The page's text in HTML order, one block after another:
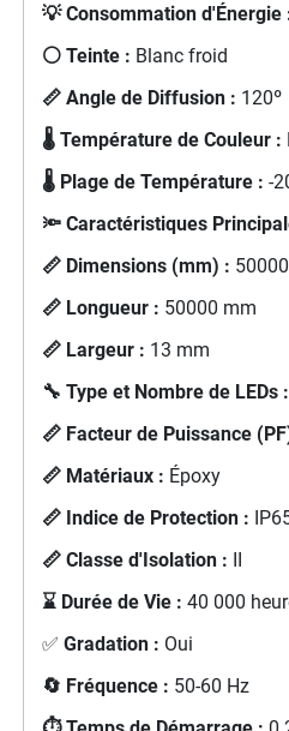
💡 Consommation d'Énergie
⚪ Teinte : Blanc froid
📏 Angle de Diffusion : 120º
🌡️ Température de Couleur :
🌡️ Plage de Température : -
🔦 Caractéristiques
📏 Dimensions (mm) :
📏 Longueur : 50000 mm
📏 Largeur : 13 mm
🔧 Type et Nombre de LEDs :
📏 Facteur de Puissance
📏 Matériaux : Époxy
📏 Indice de Protection :
📏 Classe d'Isolation : II
⌛ Durée de Vie : 40 000
✅ Gradation : Oui
🔄 Fréquence : 50-60 Hz